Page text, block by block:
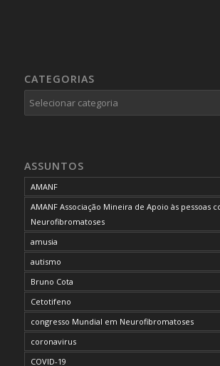
CATEGORIAS
Categorias
ASSUNTOS
AMANF
AMANF Associação Mineira de Apoio às pessoas
Neurofibromatoses
amusia
autismo
Bruno Cota
Cetotifeno
congresso Mundial em Neurofibromatoses
coronavirus
COVID-19